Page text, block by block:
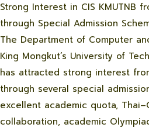
Strong Interest in CIS KMUTNB
through Special Admission
The Department of Computer
King Mongkut’s University of
has attracted strong interest
through several special
excellent academic quota,
collaboration, academic